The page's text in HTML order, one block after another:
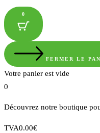
0
FERMER LE
Votre panier est vide
0
Découvrez notre boutique
Montant
TVA0.00€